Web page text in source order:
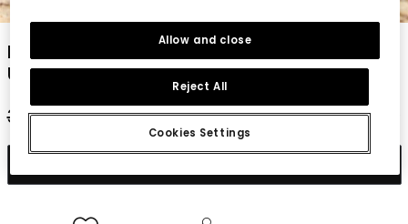
Fruchtgemustertes Bikini für Mädchen
UPF50+
32,95 € 16,45 €
Cookies Settings
Reject All
Allow and close